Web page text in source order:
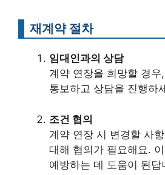
재계약 절차
임대인과의 상담
계약 연장을 희망할 경우
통보하고 상담을 진행하
조건 협의
계약 연장 시 변경할 사
대해 협의가 필요해요.
예방하는 데 도움이 된답